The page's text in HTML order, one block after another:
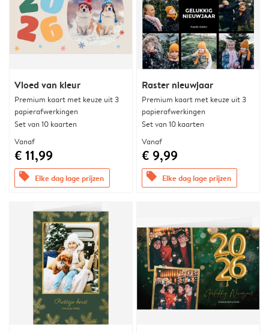
Vloed van kleur
Premium kaart met keuze uit 3
papierafwerkingen
Set van 10 kaarten
Vanaf
€ 11,99
offers Elke dag lage prijzen
Raster nieuwjaar
Premium kaart met keuze uit 3
papierafwerkingen
Set van 10 kaarten
Vanaf
€ 9,99
offers Elke dag lage prijzen